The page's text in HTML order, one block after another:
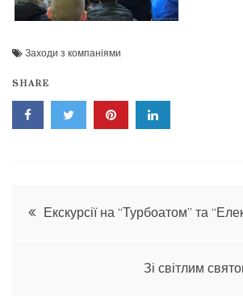
Заходи з компаніями
SHARE
Навігація
Екскурсії на “Турбоатом” та
Зі світлим